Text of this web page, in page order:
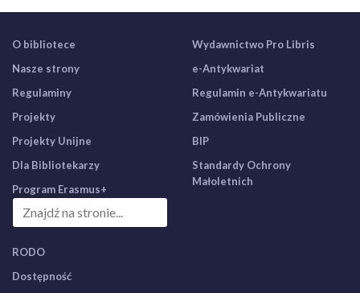
O bibliotece
Nasze strony
Regulaminy
Projekty
Projekty Unijne
Dla Bibliotekarzy
Program Erasmus+
Wydawnictwo Pro Libris
e-Antykwariat
Regulamin e-Antykwariatu
Zamówienia Publiczne
BIP
Standardy Ochrony
Małoletnich
RODO
Dostępność